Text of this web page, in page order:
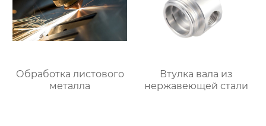
Обработка листового
металла
Втулка вала из
нержавеющей стали